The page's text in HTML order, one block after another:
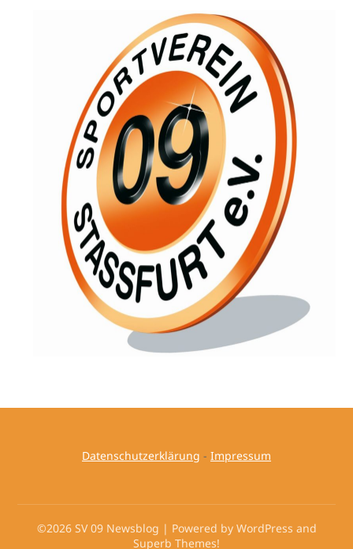
Datenschutzerklärung - Impressum
©2026 SV 09 Newsblog | Powered by WordPress and
Superb Themes!